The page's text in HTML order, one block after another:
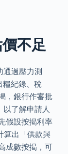
不足
過壓力測
紀錄、稅
，銀行作審批
以了解申請人
假設按揭利率
算出「供款與
成數按揭，可